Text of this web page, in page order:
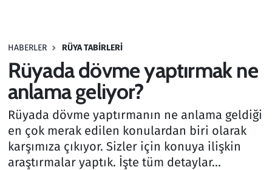
HABERLER RÜYA TABIRLERI
Rüyada dövme yaptırmak ne
anlama geliyor?
Rüyada dövme yaptırmanın ne anlama geldiği
en çok merak edilen konulardan biri olarak
karşımıza çıkıyor. Sizler için konuya ilişkin
araştırmalar yaptık. İşte tüm detaylar...
Haber
Kültür Sanat
Kurumsal Haberler
Lezzet Durağı